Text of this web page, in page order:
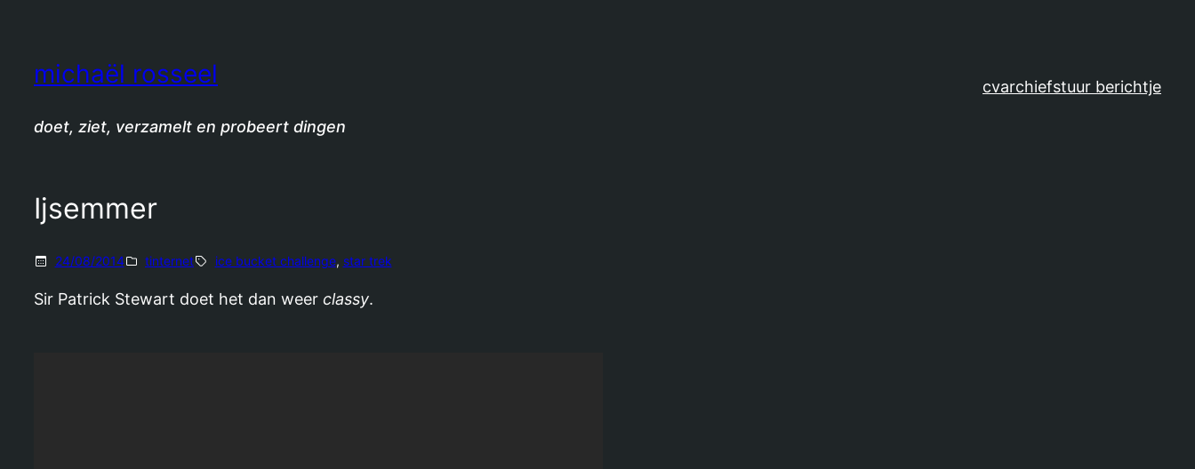
michaël rosseel
doet, ziet, verzamelt en probeert dingen
cvarchiefstuur berichtje
Ijsemmer
24/08/2014 tinternet ice bucket challenge, star trek
Sir Patrick Stewart doet het dan weer classy.